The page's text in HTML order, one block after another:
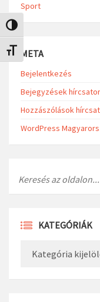
Nagy kontraszt váltása
Betűméret váltása
Sport
META
Bejelentkezés
Bejegyzések
Hozzászólások
WordPress
KATEGÓRIÁK